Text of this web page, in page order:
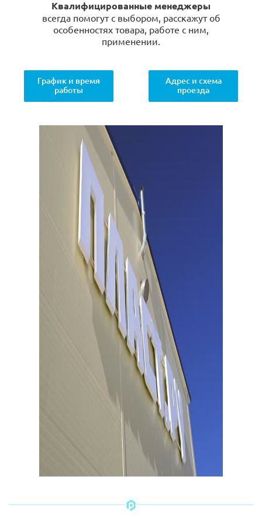
Квалифицированные менеджеры
всегда помогут с выбором, расскажут об
особенностях товара, работе с ним,
применении.
График и время
работы
Адрес и схема
проезда